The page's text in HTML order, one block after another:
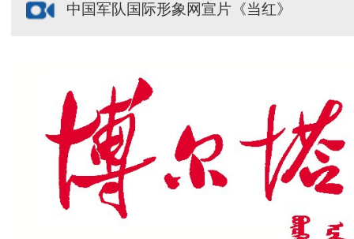
中国军队国际形象网宣片《当红》